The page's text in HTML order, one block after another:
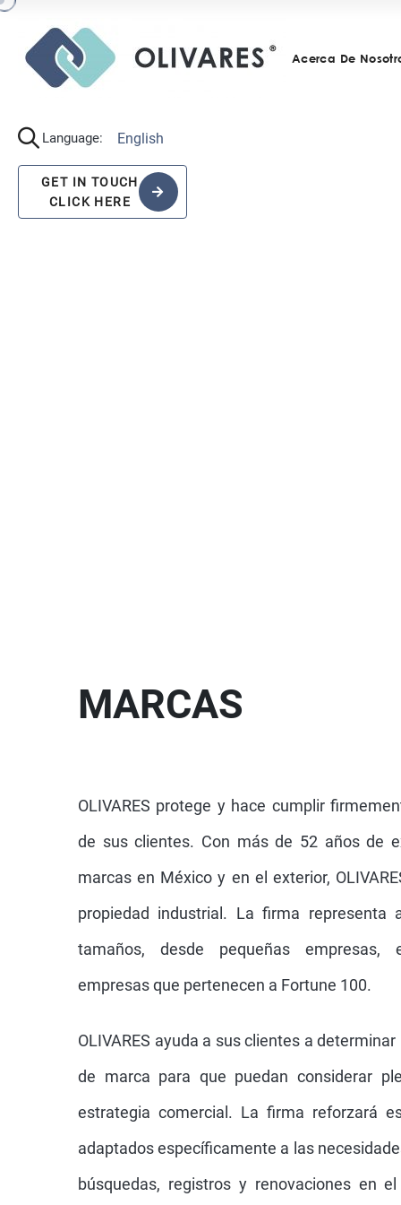
Acerca De
Language: English
GET IN TOUCH
CLICK HERE
MARCAS
OLIVARES protege y hace cumplir
de sus clientes. Con más de 52 años de
marcas en México y en el exterior,
propiedad industrial. La firma representa
tamaños, desde pequeñas empresas,
empresas que pertenecen a Fortune 100.
OLIVARES ayuda a sus clientes a
de marca para que puedan considerar
estrategia comercial. La firma reforzará
adaptados específicamente a las
búsquedas, registros y renovaciones en